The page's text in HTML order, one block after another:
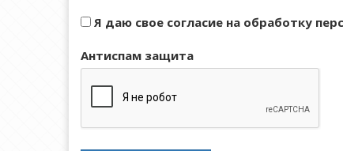
Я даю свое согласие на обработку
Антиспам защита